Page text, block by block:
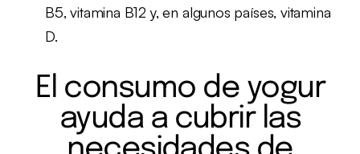
B5, vitamina B12 y, en algunos países, vitamina
D.
El consumo de yogur
ayuda a cubrir las